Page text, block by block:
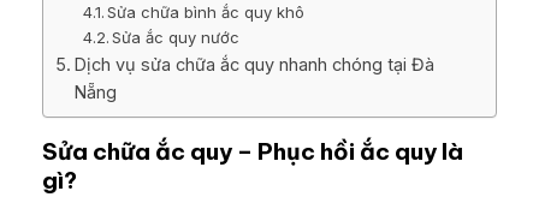
Sửa chữa bình ắc quy khô
Sửa ắc quy nước
Dịch vụ sửa chữa ắc quy nhanh chóng tại Đà
Nẵng
Sửa chữa ắc quy – Phục hồi ắc quy là
gì?